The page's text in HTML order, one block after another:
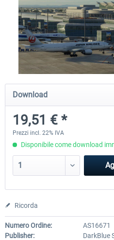
Traffic Global for X-Plane 12/11
(Windows)
45,70 € *
Download
19,51 € *
Prezzi incl. 22% IVA
Disponibile come download
Ricorda
Numero Ordine:
AS16671
Publisher:
DarkBlue